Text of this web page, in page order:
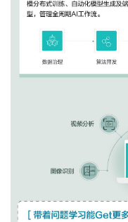
客
论
的
子
我
直
的
我
发
Programs
的